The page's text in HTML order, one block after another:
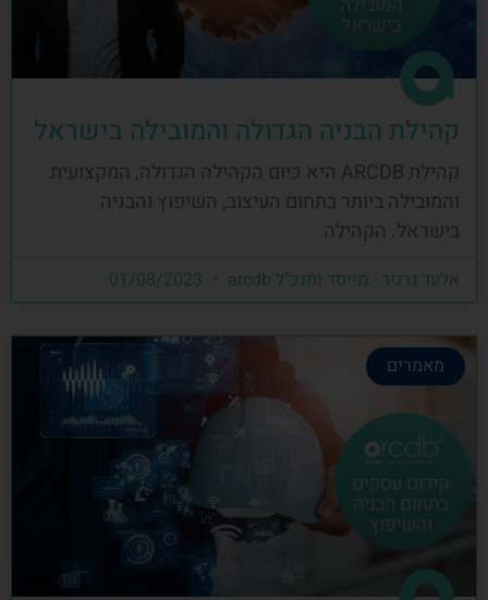
קהילת הבניה הגדולה והמובילה בישראל
קהילת ARCDB היא כיום הקהילה הגדולה, המקצועית
והמובילה ביותר בתחום העיצוב, השיפוץ והבניה
בישראל. הקהילה
אלעד גרגיר - מייסד ומנכ"ל arcdb
מאמרים